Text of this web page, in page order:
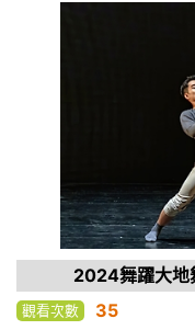
2024舞躍大地
觀看次數 35